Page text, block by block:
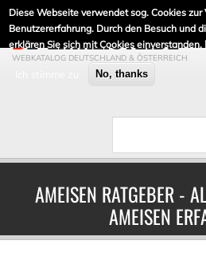
Diese Webseite verwendet sog. Cookies zur
Benutzererfahrung. Durch den Besuch und
erklären Sie sich mit Cookies einverstanden.
No, thanks
DE-LINKLISTE.DE
WEBKATALOG DEUTSCHLAND & ÖSTERREICH
AMEISEN RATGEBER -
AMEISEN